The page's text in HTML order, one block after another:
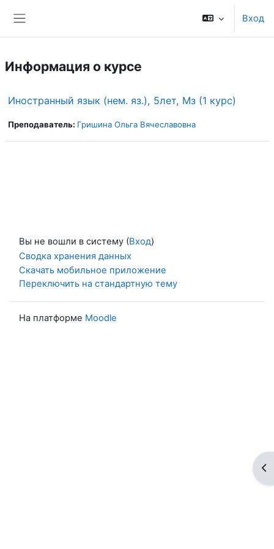
Вход
Информация о курсе
Иностранный язык (нем. яз.), 5лет, Мз (1 курс)
Преподаватель: Гришина Ольга Вячеславовна
Вы не вошли в систему (Вход)
Сводка хранения данных
Скачать мобильное приложение
Переключить на стандартную тему
На платформе Moodle